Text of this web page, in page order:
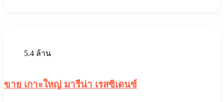
5.4 ล้าน
ขาย เกาะใหญ่ มารีน่า เรสซิเดนซ์